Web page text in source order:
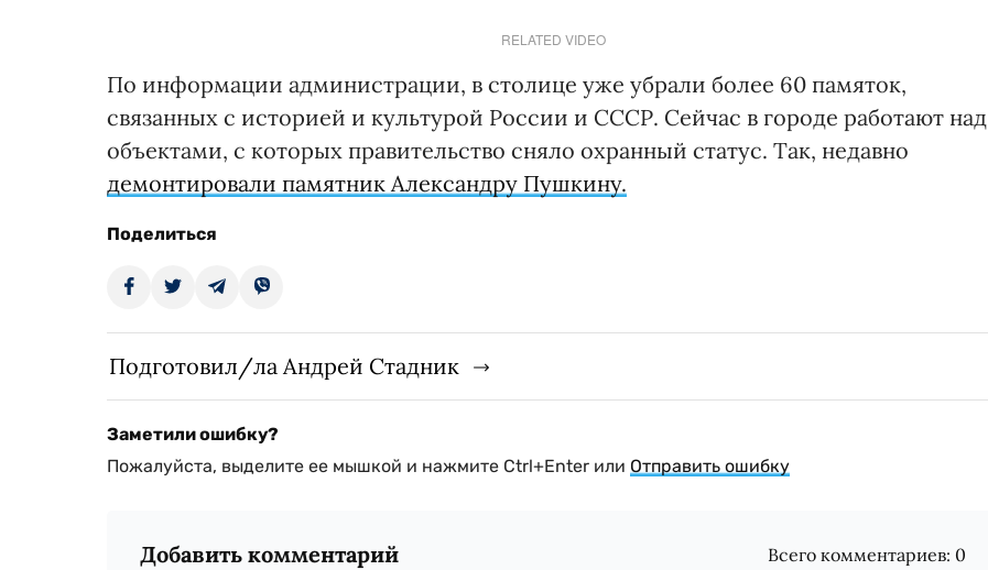
RELATED VIDEO
По информации администрации, в столице уже убрали более 60 памяток,
связанных с историей и культурой России и СССР. Сейчас в городе работают над
объектами, с которых правительство сняло охранный статус. Так, недавно
демонтировали памятник Александру Пушкину.
Поделиться
Подготовил/ла Андрей Стадник
Заметили ошибку?
Пожалуйста, выделите ее мышкой и нажмите Ctrl+Enter или Отправить ошибку
Добавить комментарий Всего комментариев: 0